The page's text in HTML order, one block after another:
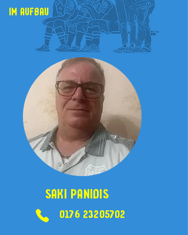
Im Aufbau
Saki Panidis
0176 23205702